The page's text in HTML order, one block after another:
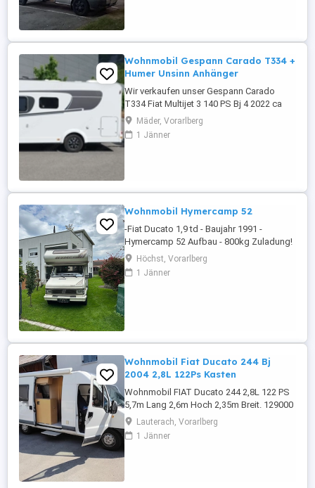
Karosseriezustand ...
Wohnmobil Gespann Carado T334 +
Humer Unsinn Anhänger
Wir verkaufen unser Gespann Carado
T334 Fiat Multijet 3 140 PS Bj 4 2022 ca
21717km und Humer ( Unsinn ) Anhänger
gebremst Bj 7 2013 zulässiges
Gesamtgewicht 1300kg Ausstattung: 4
Gefrierfach, Basis Paket, ...
Mäder, Vorarlberg
1 Jänner
Wohnmobil Hymercamp 52
-Fiat Ducato 1,9 td - Baujahr 1991 -
Hymercamp 52 Aufbau - 800kg Zuladung!
- 213000 Km - 250wp PV mit 100Ah
Lithiumbatterie - Getriebe neu überholt -
Dachfenster neu - Motorradträger 125kg -
Höchst, Vorarlberg
1 Jänner
Wohnmobil Fiat Ducato 244 Bj
2004 2,8L 122Ps Kasten
Wohnmobil FIAT Ducato 244 2,8L 122 PS
5,7m Lang 2,6m Hoch 2,35m Breit. 129000
Km Vohrgeführt Fährt und Bremst.
Lauterach, Vorarlberg
1 Jänner